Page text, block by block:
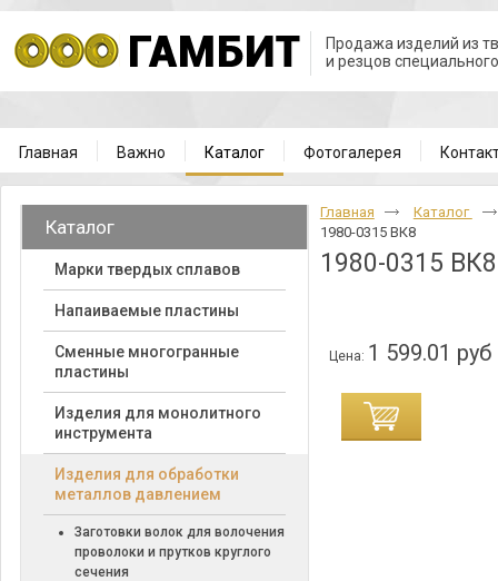
Продажа изделий из
и резцов
Главная Важно Каталог Фотогалерея
Каталог
Марки твердых сплавов
Напаиваемые пластины
Cменные многогранные
пластины
Изделия для монолитного
инструмента
Изделия для обработки
металлов давлением
Заготовки волок для волочения
проволоки и прутков круглого
сечения
Главная
Каталог
1980-0315 ВК8
1980-0315 ВК8
Цена: 1 599.01 руб